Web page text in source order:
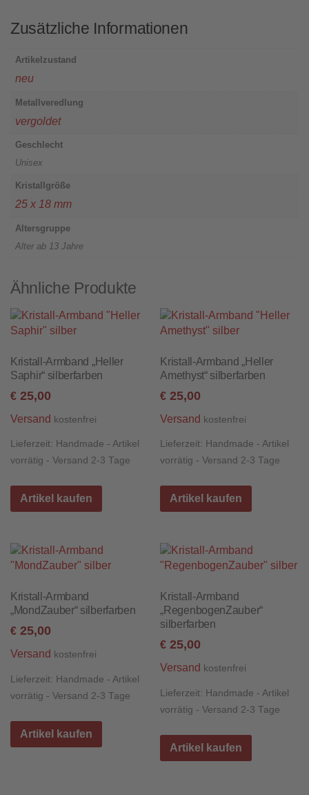
Zusätzliche Informationen
Artikelzustand
neu
Metallveredlung
vergoldet
Geschlecht
Unisex
Kristallgröße
25 x 18 mm
Altersgruppe
Alter ab 13 Jahre
Ähnliche Produkte
Kristall-Armband „Heller
Saphir“ silberfarben
€ 25,00
Versand kostenfrei
Lieferzeit: Handmade - Artikel
vorrätig - Versand 2-3 Tage
Artikel kaufen
Kristall-Armband „Heller
Amethyst“ silberfarben
€ 25,00
Versand kostenfrei
Lieferzeit: Handmade - Artikel
vorrätig - Versand 2-3 Tage
Artikel kaufen
Kristall-Armband
„MondZauber“ silberfarben
€ 25,00
Versand kostenfrei
Lieferzeit: Handmade - Artikel
vorrätig - Versand 2-3 Tage
Artikel kaufen
Kristall-Armband
„RegenbogenZauber“
silberfarben
€ 25,00
Versand kostenfrei
Lieferzeit: Handmade - Artikel
vorrätig - Versand 2-3 Tage
Artikel kaufen